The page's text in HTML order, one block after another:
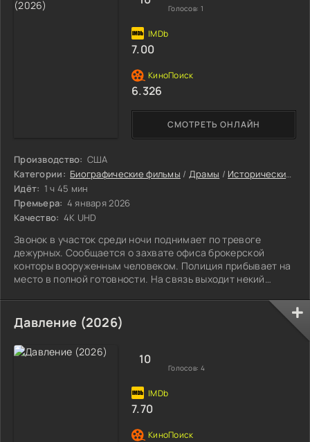
Производство: США
Категории: Биографические фильмы / Драмы / Исторические фильмы
Идёт: 1 ч 45 мин
Премьера: 4 января 2026
Качество: 4K UHD
Звонок в участок среди ночи поднимает по тревоге
дежурных. Сообщается о захвате офиса брокерской
конторы вооруженным человеком. Полиция прибывает на
место в полной готовности. На связь выходит некий
СМОТРЕТЬ ОНЛАЙН
Голосов: 1
7.00
6.326
Давление (2026)
10
Голосов: 4
7.70